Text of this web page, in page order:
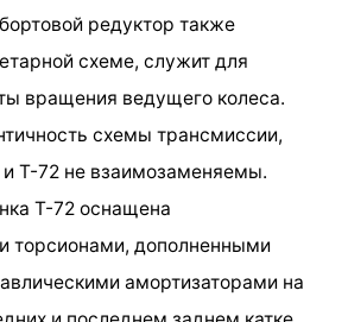
редуктор также
схеме, служит для
вращения ведущего колеса.
схемы трансмиссии,
Т-72 не взаимозаменяемы.
Т-72 оснащена
торсионами, дополненными
амортизаторами на